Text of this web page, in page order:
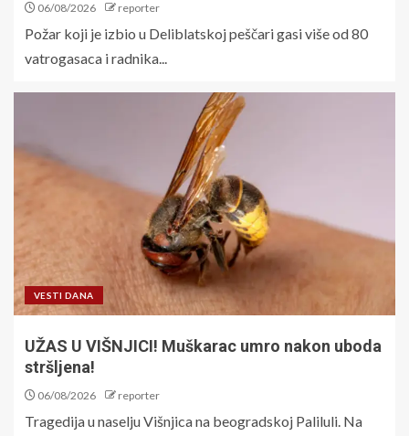
06/08/2026 reporter
Požar koji je izbio u Deliblatskoj peščari gasi više od 80
vatrogasaca i radnika...
VESTI DANA
UŽAS U VIŠNJICI! Muškarac umro nakon uboda
stršljena!
06/08/2026 reporter
Tragedija u naselju Višnjica na beogradskoj Paliluli. Na